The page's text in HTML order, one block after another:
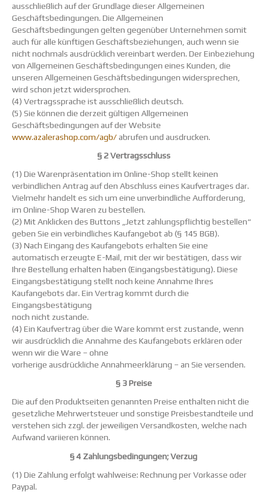
ausschließlich auf der Grundlage dieser Allgemeinen
Geschäftsbedingungen. Die Allgemeinen
Geschäftsbedingungen gelten gegenüber Unternehmen somit
auch für alle künftigen Geschäftsbeziehungen, auch wenn sie
nicht nochmals ausdrücklich vereinbart werden. Der Einbeziehung
von Allgemeinen Geschäftsbedingungen eines Kunden, die
unseren Allgemeinen Geschäftsbedingungen widersprechen,
wird schon jetzt widersprochen.
(4) Vertragssprache ist ausschließlich deutsch.
(5) Sie können die derzeit gültigen Allgemeinen
Geschäftsbedingungen auf der Website
www.azalerashop.com/agb/abrufen und ausdrucken.
§ 2 Vertragsschluss
(1) Die Warenpräsentation im Online-Shop stellt keinen
verbindlichen Antrag auf den Abschluss eines Kaufvertrages dar.
Vielmehr handelt es sich um eine unverbindliche Aufforderung,
im Online-Shop Waren zu bestellen.
(2) Mit Anklicken des Buttons „Jetzt zahlungspflichtig bestellen“
geben Sie ein verbindliches Kaufangebot ab (§ 145 BGB).
(3) Nach Eingang des Kaufangebots erhalten Sie eine
automatisch erzeugte E-Mail, mit der wir bestätigen, dass wir
Ihre Bestellung erhalten haben (Eingangsbestätigung). Diese
Eingangsbestätigung stellt noch keine Annahme Ihres
Kaufangebots dar. Ein Vertrag kommt durch die
Eingangsbestätigung
noch nicht zustande.
(4) Ein Kaufvertrag über die Ware kommt erst zustande, wenn
wir ausdrücklich die Annahme des Kaufangebots erklären oder
wenn wir die Ware – ohne
vorherige ausdrückliche Annahmeerklärung – an Sie versenden.
§ 3 Preise
Die auf den Produktseiten genannten Preise enthalten nicht die
gesetzliche Mehrwertsteuer und sonstige Preisbestandteile und
verstehen sich zzgl. der jeweiligen Versandkosten, welche nach
Aufwand variieren können.
§ 4 Zahlungsbedingungen; Verzug
(1) Die Zahlung erfolgt wahlweise: Rechnung per Vorkasse oder
Paypal.